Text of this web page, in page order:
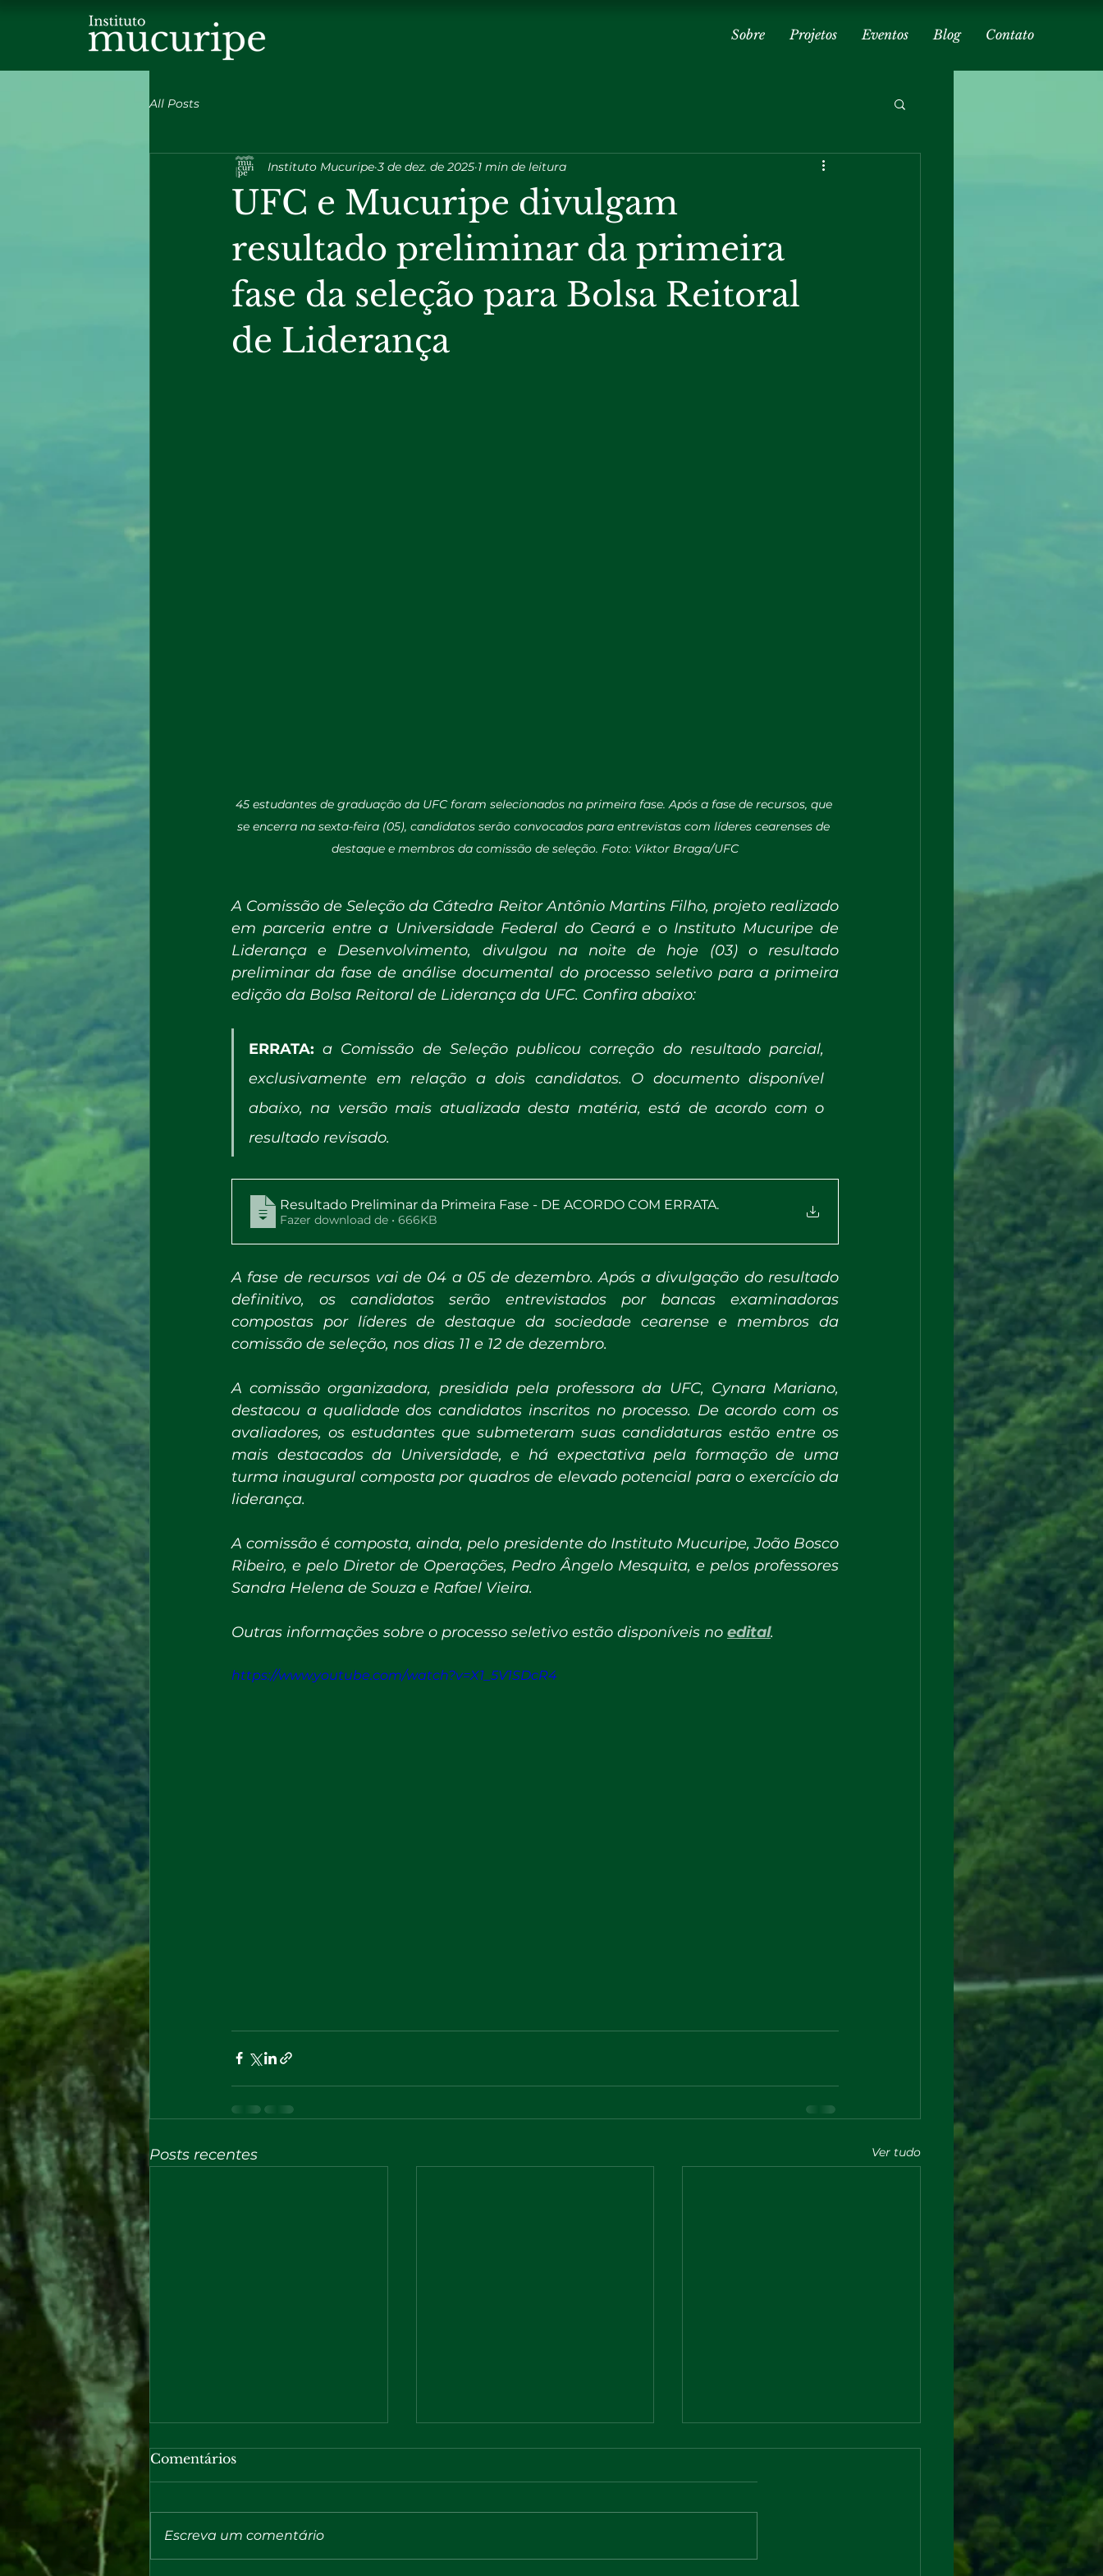
Sobre Projetos Eventos Blog Contato
All Posts
UFC e Mucuripe divulgam
resultado preliminar da primeira
fase da seleção para Bolsa Reitoral
de Liderança
Instituto Mucuripe 3 de dez. de 2025 1 min de leitura
45 estudantes de graduação da UFC foram selecionados na primeira fase. Após a fase de recursos, que
se encerra na sexta-feira (05), candidatos serão convocados para entrevistas com líderes cearenses de
destaque e membros da comissão de seleção. Foto: Viktor Braga/UFC
A Comissão de Seleção da Cátedra Reitor Antônio Martins Filho, projeto realizado
em parceria entre a Universidade Federal do Ceará e o Instituto Mucuripe de
Liderança e Desenvolvimento, divulgou na noite de hoje (03) o resultado
preliminar da fase de análise documental do processo seletivo para a primeira
edição da Bolsa Reitoral de Liderança da UFC. Confira abaixo:
ERRATA: a Comissão de Seleção publicou correção do resultado parcial,
exclusivamente em relação a dois candidatos. O documento disponível
abaixo, na versão mais atualizada desta matéria, está de acordo com o
resultado revisado.
Resultado Preliminar da Primeira Fase - DE ACORDO COM ERRATA.
Fazer download de • 666KB
A fase de recursos vai de 04 a 05 de dezembro. Após a divulgação do resultado
definitivo, os candidatos serão entrevistados por bancas examinadoras
compostas por líderes de destaque da sociedade cearense e membros da
comissão de seleção, nos dias 11 e 12 de dezembro.
A comissão organizadora, presidida pela professora da UFC, Cynara Mariano,
destacou a qualidade dos candidatos inscritos no processo. De acordo com os
avaliadores, os estudantes que submeteram suas candidaturas estão entre os
mais destacados da Universidade, e há expectativa pela formação de uma
turma inaugural composta por quadros de elevado potencial para o exercício da
liderança.
A comissão é composta, ainda, pelo presidente do Instituto Mucuripe, João Bosco
Ribeiro, e pelo Diretor de Operações, Pedro Ângelo Mesquita, e pelos professores
Sandra Helena de Souza e Rafael Vieira.
Outras informações sobre o processo seletivo estão disponíveis no edital.
https://www.youtube.com/watch?v=X1_5V1SDcR4
Posts recentes Ver tudo
Comentários
Escreva um comentário